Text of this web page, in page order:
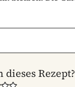
Rezept?